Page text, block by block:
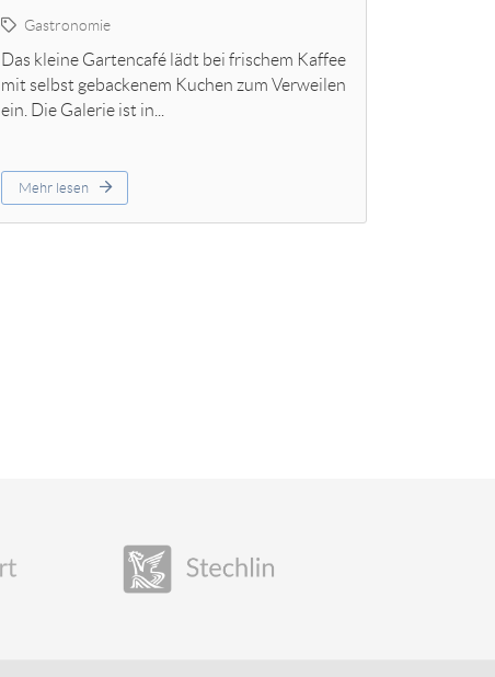
Gastronomie
Das kleine Gartencafé lädt bei frischem Kaffee
mit selbst gebackenem Kuchen zum Verweilen
ein. Die Galerie ist in...
Mehr lesen